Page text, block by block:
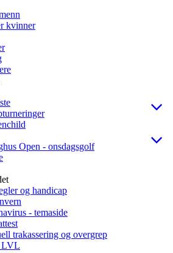
kvinner
Open - onsdagsgolf
og handicap
- temaside
trakassering og overgrep